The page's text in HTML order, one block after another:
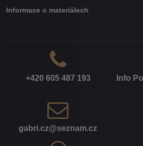
Informace o materiálech
+420 605 487 193
Info
gabri​.cz​@seznam​.cz